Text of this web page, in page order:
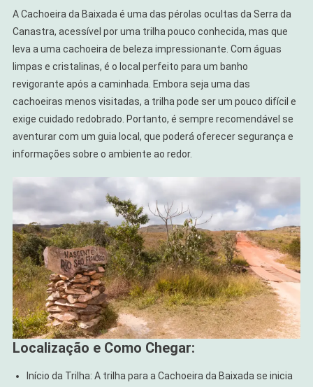
A Cachoeira da Baixada é uma das pérolas ocultas da Serra da
Canastra, acessível por uma trilha pouco conhecida, mas que
leva a uma cachoeira de beleza impressionante. Com águas
limpas e cristalinas, é o local perfeito para um banho
revigorante após a caminhada. Embora seja uma das
cachoeiras menos visitadas, a trilha pode ser um pouco difícil e
exige cuidado redobrado. Portanto, é sempre recomendável se
aventurar com um guia local, que poderá oferecer segurança e
informações sobre o ambiente ao redor.
Localização e Como Chegar:
Início da Trilha: A trilha para a Cachoeira da Baixada se inicia